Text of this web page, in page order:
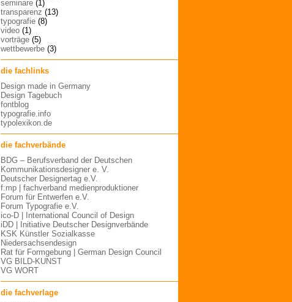
seminare (1)
transparenz (13)
typografie (8)
video (1)
vorträge (5)
wettbewerbe (3)
die fachlinks
Design made in Germany
Design Tagebuch
fontblog
typografie.info
typolexikon.de
die fachverbände
BDG – Berufsverband der Deutschen
Kommunikationsdesigner e. V.
Deutscher Designertag e.V.
f:mp | fachverband medienproduktioner
Forum für Entwerfen e.V.
Forum Typografie e.V.
ico-D | International Council of Design
iDD | Initiative Deutscher Designverbände
KSK Künstler Sozialkasse
Niedersachsendesign
Rat für Formgebung | German Design Council
VG BILD-KUNST
VG WORT
die fachverlage